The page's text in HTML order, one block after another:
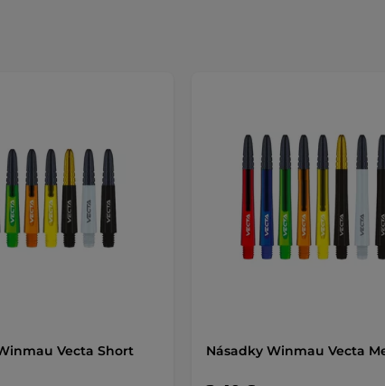
Vecta Short Násadky Winmau Vecta